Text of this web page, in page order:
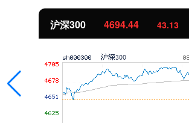
北证50 1134.24 11.37